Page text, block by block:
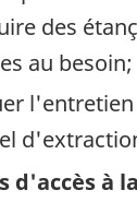
des
au besoin;
d'accès à